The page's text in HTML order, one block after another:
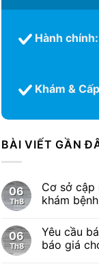
Hành
Khám &
BÀI VIẾT GẦN
06
Th8
Cơ sở
khám
06
Th8
Yêu cầu
báo giá